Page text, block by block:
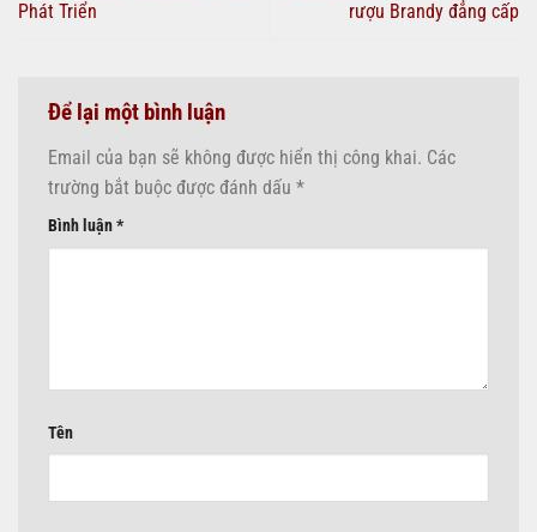
Phát Triển
rượu Brandy đẳng cấp
Để lại một bình luận
Email của bạn sẽ không được hiển thị công khai. Các
trường bắt buộc được đánh dấu *
Bình luận*
Tên